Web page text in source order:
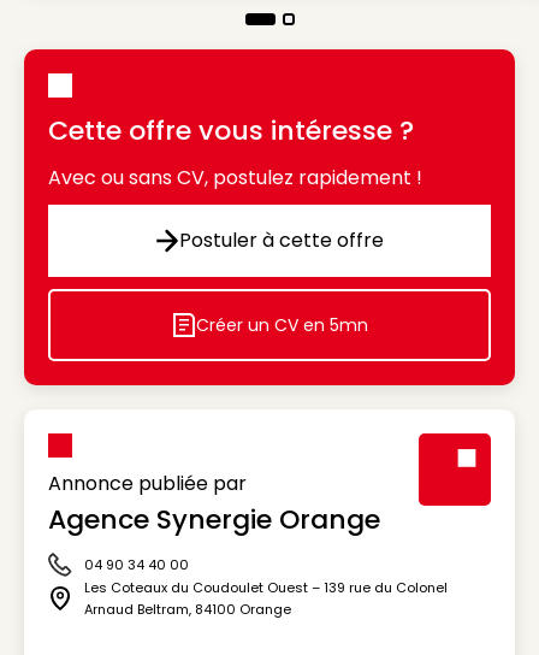
Cette offre vous intéresse ?
Avec ou sans CV, postulez rapidement !
Postuler à cette offre
Postuler à cette offre
Icon decorative
Créer un CV en 5mn
Annonce publiée par
Agence Synergie Orange
Icône téléphone
04 90 34 40 00
Icône adresse
Les Coteaux du Coudoulet Ouest – 139 rue du Colonel
Arnaud Beltram, 84100 Orange